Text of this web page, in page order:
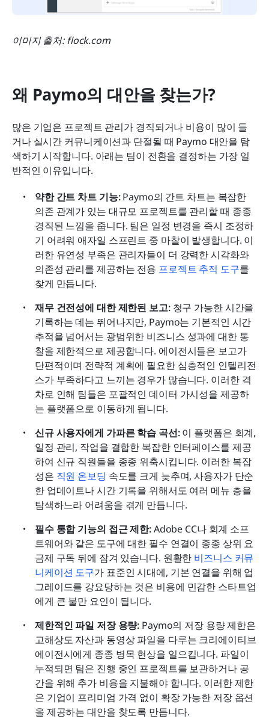
이미지 출처: flock.com
왜 Paymo의 대안을 찾는가?
많은 기업은 프로젝트 관리가 경직되거나 비용이 많이 들
거나 실시간 커뮤니케이션과 단절될 때 Paymo 대안을 탐
색하기 시작합니다. 아래는 팀이 전환을 결정하는 가장 일
반적인 이유입니다.
약한 간트 차트 기능: Paymo의 간트 차트는 복잡한
의존 관계가 있는 대규모 프로젝트를 관리할 때 종종
경직된 느낌을 줍니다. 팀은 일정 변경을 즉시 조정하
기 어려워 애자일 스프린트 중 마찰이 발생합니다. 이
러한 유연성 부족은 관리자들이 더 강력한 시각화와
의존성 관리를 제공하는 전용 프로젝트 추적 도구를
찾게 만듭니다.
재무 건전성에 대한 제한된 보고: 청구 가능한 시간을
기록하는 데는 뛰어나지만, Paymo는 기본적인 시간
추적을 넘어서는 광범위한 비즈니스 성과에 대한 통
찰을 제한적으로 제공합니다. 에이전시들은 보고가
단편적이며 전략적 계획에 필요한 심층적인 인텔리전
스가 부족하다고 느끼는 경우가 많습니다. 이러한 격
차로 인해 팀들은 포괄적인 데이터 가시성을 제공하
는 플랫폼으로 이동하게 됩니다.
신규 사용자에게 가파른 학습 곡선: 이 플랫폼은 회계,
일정 관리, 작업을 결합한 복잡한 인터페이스를 제공
하여 신규 직원들을 종종 위축시킵니다. 이러한 복잡
성은 직원 온보딩 속도를 크게 늦추며, 사용자가 단순
한 업데이트나 시간 기록을 위해서도 여러 메뉴 층을
탐색하느라 어려움을 겪게 만듭니다.
필수 통합 기능의 접근 제한: Adobe CC나 회계 소프
트웨어와 같은 도구에 대한 필수 연결이 종종 상위 요
금제 구독 뒤에 잠겨 있습니다. 원활한 비즈니스 커뮤
니케이션 도구가 표준인 시대에, 기본 연결을 위해 업
그레이드를 강요당하는 것은 비용에 민감한 스타트업
에게 큰 불만 요인이 됩니다.
제한적인 파일 저장 용량: Paymo의 저장 용량 제한은
고해상도 자산과 동영상 파일을 다루는 크리에이티브
에이전시에게 종종 병목 현상을 일으킵니다. 파일이
누적되면 팀은 진행 중인 프로젝트를 보관하거나 공
간을 위해 추가 비용을 지불해야 합니다. 이러한 제한
은 기업이 프리미엄 가격 없이 확장 가능한 저장 옵션
을 제공하는 대안을 찾도록 만듭니다.